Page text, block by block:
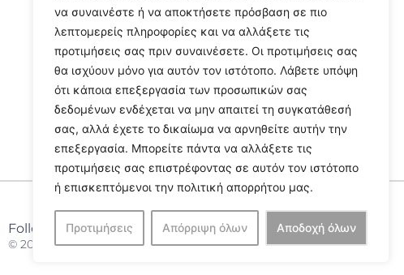
να συναινέστε ή να αποκτήσετε πρόσβαση σε πιο
λεπτομερείς πληροφορίες και να αλλάξετε τις
προτιμήσεις σας πριν συναινέσετε. Οι προτιμήσεις σας
θα ισχύουν μόνο για αυτόν τον ιστότοπο. Λάβετε υπόψη
ότι κάποια επεξεργασία των προσωπικών σας
δεδομένων ενδέχεται να μην απαιτεί τη συγκατάθεσή
σας, αλλά έχετε το δικαίωμα να αρνηθείτε αυτήν την
επεξεργασία. Μπορείτε πάντα να αλλάξετε τις
προτιμήσεις σας επιστρέφοντας σε αυτόν τον ιστότοπο
ή επισκεπτόμενοι την πολιτική απορρήτου μας.
Προτιμήσεις Απόρριψη όλων Αποδοχή όλων
Follow Us
© 2024 All Rights Reserved